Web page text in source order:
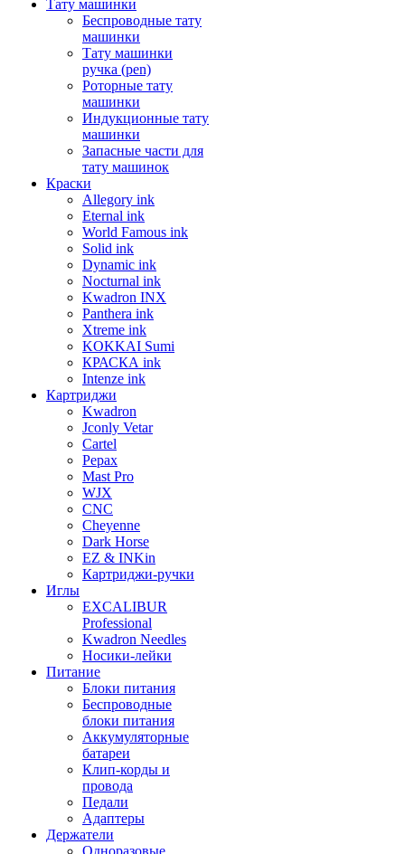
Тату машинки
Беспроводные тату
машинки
Тату машинки
ручка (pen)
Роторные тату
машинки
Индукционные тату
машинки
Запасные части для
тату машинок
Краски
Allegory ink
Eternal ink
World Famous ink
Solid ink
Dynamic ink
Nocturnal ink
Kwadron INX
Panthera ink
Xtreme ink
KOKKAI Sumi
КРАСКА ink
Intenze ink
Картриджи
Kwadron
Jconly Vetar
Cartel
Pepax
Mast Pro
WJX
CNC
Cheyenne
Dark Horse
EZ & INKin
Картриджи-ручки
Иглы
EXCALIBUR
Professional
Kwadron Needles
Носики-лейки
Питание
Блоки питания
Беспроводные
блоки питания
Аккумуляторные
батареи
Клип-корды и
провода
Педали
Адаптеры
Держатели
Одноразовые